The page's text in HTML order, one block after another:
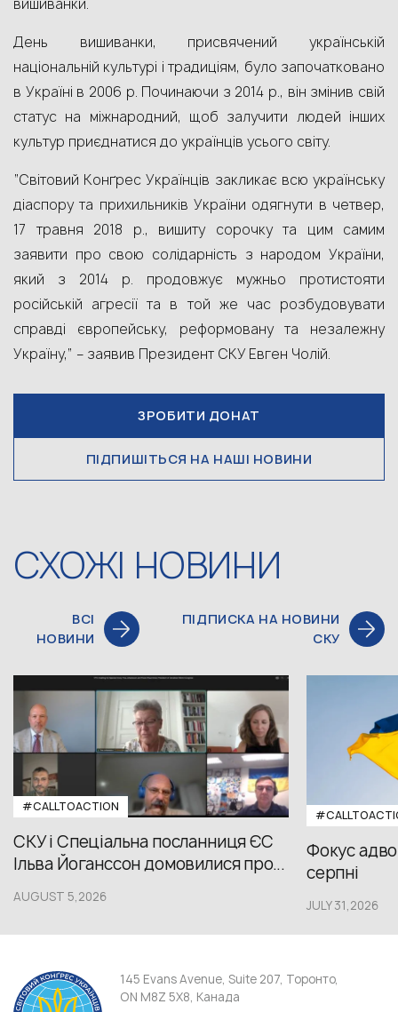
вишиванки.
День вишиванки, присвячений українській
національній культурі і традиціям, було започатковано
в Україні в 2006 р. Починаючи з 2014 р., він змінив свій
статус на міжнародний, щоб залучити людей інших
культур приєднатися до українців усього світу.
“Світовий Конґрес Українців закликає всю українську
діаспору та прихильників України одягнути в четвер,
17 травня 2018 р., вишиту сорочку та цим самим
заявити про свою солідарність з народом України,
який з 2014 р. продовжує мужньо протистояти
російській агресії та в той же час розбудовувати
справді європейську, реформовану та незалежну
Україну,” – заявив Президент СКУ Евген Чолій.
ЗРОБИТИ ДОНАТ
ПІДПИШІТЬСЯ НА НАШІ НОВИНИ
СХОЖІ НОВИНИ
ВСІ
НОВИНИ
ПІДПИСКА НА НОВИНИ
СКУ
#CALLTOACTION
СКУ і Спеціальна посланниця ЄС
Ільва Йоганссон домовилися про...
AUGUST 5,2026
Фокус
серпні
JULY 31,2026
145 Evans Avenue, Suite 207, Торонто,
ON M8Z 5X8, Канада